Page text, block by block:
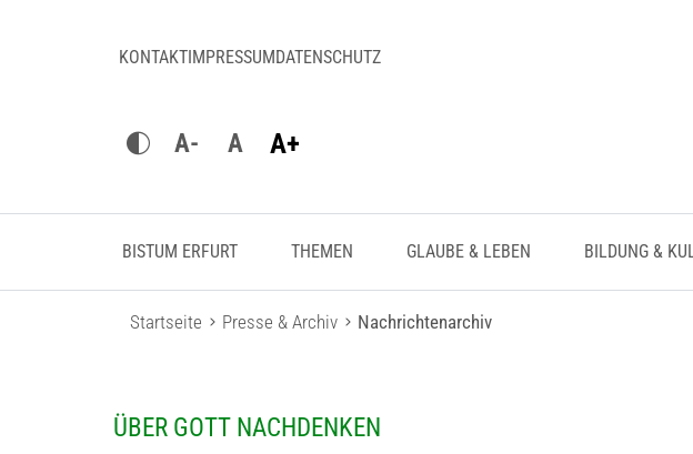
KONTAKTIMPRESSUMDATENSCHUTZ
A- A A+
BISTUM ERFURT THEMEN GLAUBE & LEBEN BILDUNG &
Startseite Presse & Archiv Nachrichtenarchiv
ÜBER GOTT NACHDENKEN